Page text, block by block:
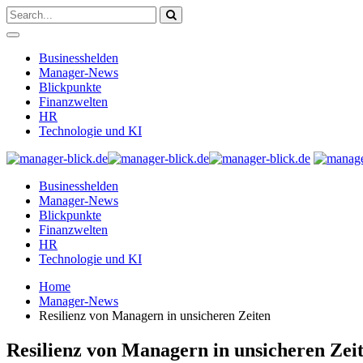
Businesshelden
Manager-News
Blickpunkte
Finanzwelten
HR
Technologie und KI
Businesshelden
Manager-News
Blickpunkte
Finanzwelten
HR
Technologie und KI
Home
Manager-News
Resilienz von Managern in unsicheren Zeiten
Resilienz von Managern in unsicheren